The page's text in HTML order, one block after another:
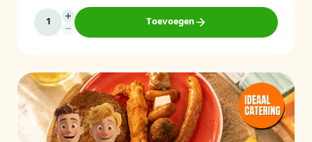
Toevoegen